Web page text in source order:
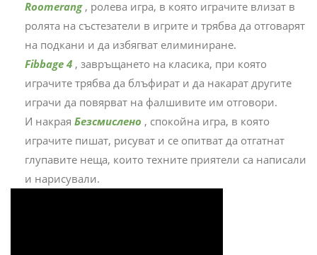
Roomerang , ролева игра, в която играчите влизат в
ролята на състезатели в игрите и трябва да отговарят
на подкани и да избягват елиминиране.
Fibbage 4 , завръщането на класика, при която
играчите трябва да блъфират и да накарат другите
играчи да повярват на фалшивите им отговори.
И накрая Безсмислено , спокойна игра, в която
играчите пишат, рисуват и се опитват да отгатнат
глупавите неща, които техните приятели са написали
и нарисували.